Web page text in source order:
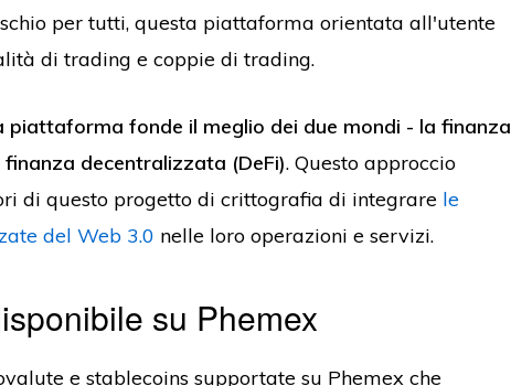
per tutti, questa piattaforma orientata all'utente
di trading e coppie di trading.
piattaforma fonde il meglio dei due mondi - la finanza
decentralizzata (DeFi). Questo approccio
di questo progetto di crittografia di integrare le
del Web 3.0 nelle loro operazioni e servizi.
su Phemex
e stablecoins supportate su Phemex che